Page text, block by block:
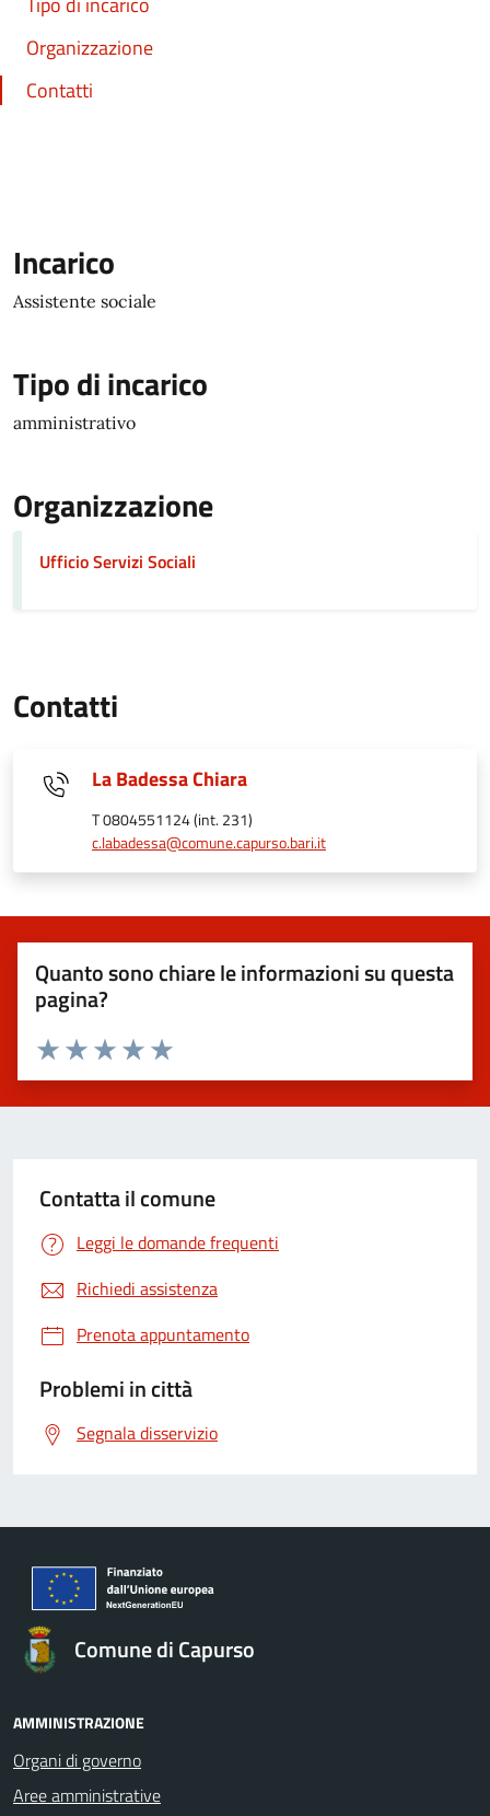
Organizzazione
Contatti
Incarico
Assistente sociale
Tipo di incarico
amministrativo
Organizzazione
Ufficio Servizi Sociali
Contatti
La Badessa Chiara
T 0804551124 (int. 231)
c.labadessa@comune.capurso.bari.it
Quanto sono chiare le informazioni su questa
pagina?
Valuta 5 stelle su 5
Valuta 4 stelle su 5
Valuta 3 stelle su 5
Valuta 2 stelle su 5
Valuta 1 stelle su 5
Contatta il comune
Leggi le domande frequenti
Richiedi assistenza
Prenota appuntamento
Problemi in città
Segnala disservizio
Comune di Capurso
AMMINISTRAZIONE
Organi di governo
Aree amministrative